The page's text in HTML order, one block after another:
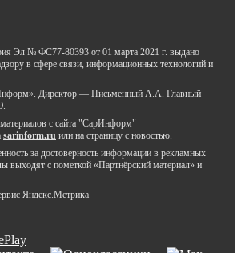
Эл № ФС77-80393 от 01 марта 2021 г. выдано
в сфере связи, информационных технологий и
Директор — Письменный А.А. Главный
с сайта "СарИнформ"
sarinform.ru или на страницу с новостью.
за достоверность информации в рекламных
выходят с пометкой «Партнёрский материал» и
Яндекс.Метрика